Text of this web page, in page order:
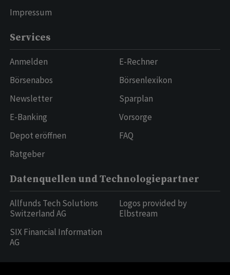
Impressum
Services
Anmelden
Börsenabos
Newsletter
E-Banking
Depot eröffnen
Ratgeber
E-Rechner
Börsenlexikon
Sparplan
Vorsorge
FAQ
Datenquellen und Technologiepartner
Allfunds Tech Solutions
Switzerland AG
SIX Financial Information
AG
Logos provided by
Elbstream